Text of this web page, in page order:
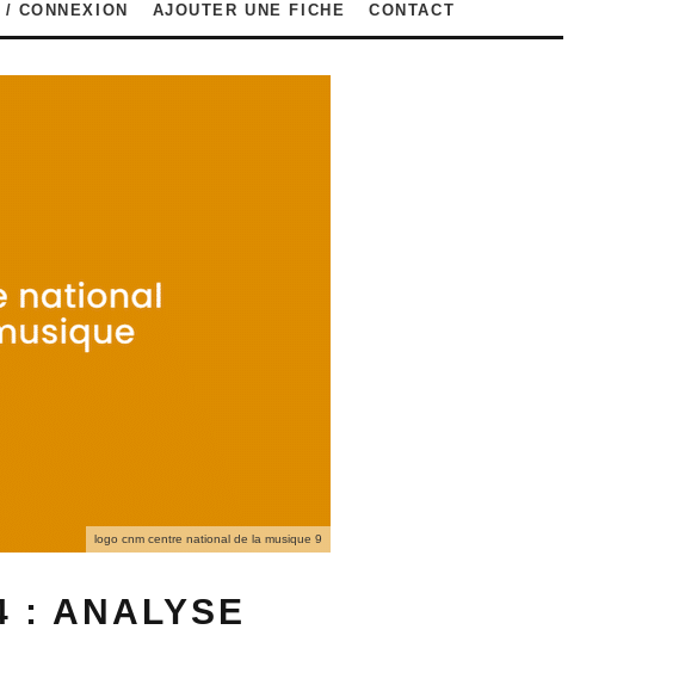
/ CONNEXION AJOUTER UNE FICHE CONTACT
logo cnm centre national de la musique 9
: ANALYSE